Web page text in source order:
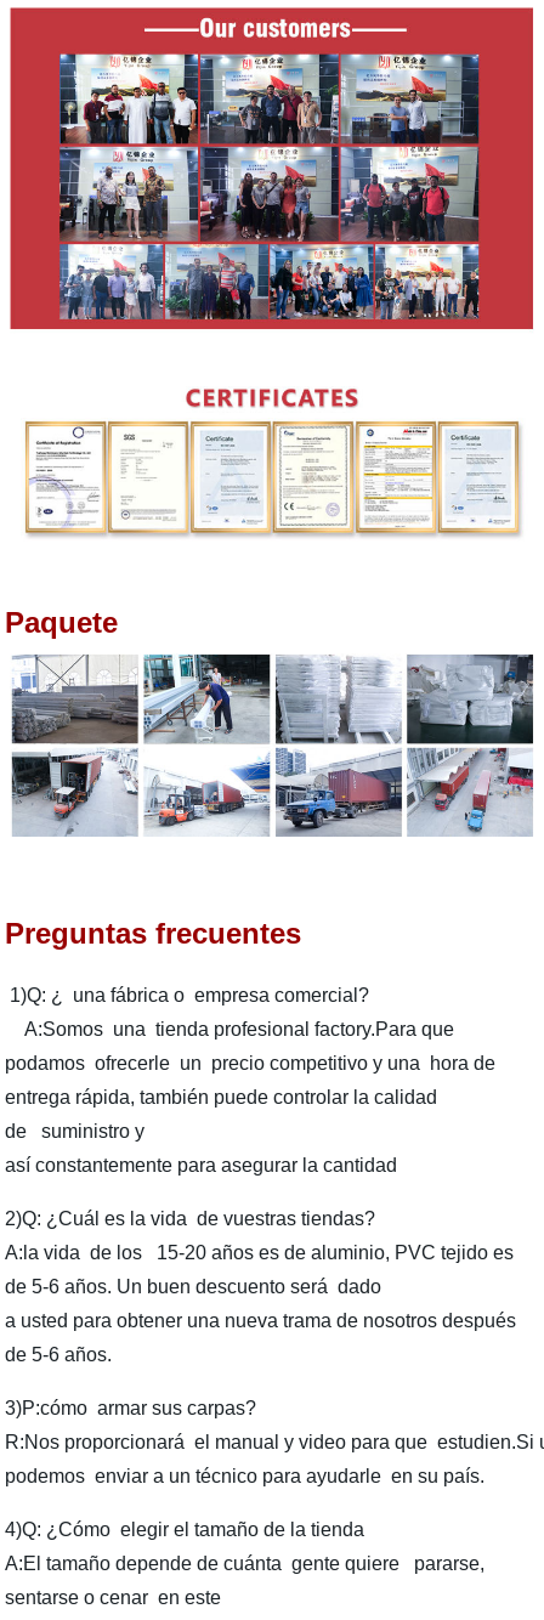
Paquete
Preguntas frecuentes
1)Q: ¿ una fábrica o empresa comercial?
A:Somos una tienda profesional factory.Para que
podamos ofrecerle un precio competitivo y una hora de
entrega rápida, también puede controlar la calidad
de suministro y
así constantemente para asegurar la cantidad
2)Q: ¿Cuál es la vida de vuestras tiendas?
A:la vida de los 15-20 años es de aluminio, PVC tejido es
de 5-6 años. Un buen descuento será dado
a usted para obtener una nueva trama de nosotros después
de 5-6 años.
3)P:cómo armar sus carpas?
R:Nos proporcionará el manual y video para que estudien.Si
podemos enviar a un técnico para ayudarle en su país.
4)Q: ¿Cómo elegir el tamaño de la tienda
A:El tamaño depende de cuánta gente quiere pararse,
sentarse o cenar en este